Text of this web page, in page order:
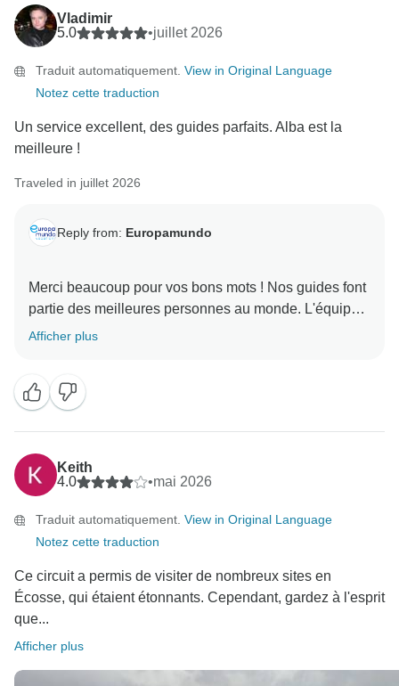
Vladimir
5.0
•juillet 2026
Traduit automatiquement. View in Original Language
Notez cette traduction
Un service excellent, des guides parfaits. Alba est la
meilleure !
Traveled in juillet 2026
Reply from: Europamundo
Merci beaucoup pour vos bons mots ! Nos guides font
partie des meilleures personnes au monde. L'équipe
Afficher plus
Keith
4.0
•mai 2026
Traduit automatiquement. View in Original Language
Notez cette traduction
Ce circuit a permis de visiter de nombreux sites en
Écosse, qui étaient étonnants. Cependant, gardez à l'esprit
que...
Afficher plus